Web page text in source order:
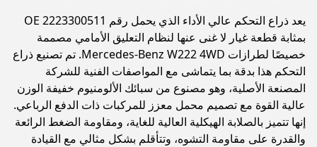
يعد ذراع التحكم عالي الأداء الذي يحمل رقم OE 2223300511
بمثابة قطعة غيار لا غنى عنها لنظام التعليق الأمامي مصممة
خصيصًا لطرازات Mercedes-Benz W222 4WD. تم تصنيع ذراع
التحكم هذا بدقة بما يتماشى مع المواصفات الفنية للشركة
المصنعة الأصلية، وهو مصنوع من سبائك الألومنيوم خفيفة الوزن
عالية القوة مع تصميم محمل معزز للمركبات ذات الدفع الرباعي.
إنها تتميز بالصلابة الهيكلية العالية للغاية، ومقاومة الضغط الرائعة
والقدرة على مقاومة التشوه، وتتأقلم بشكل مثالي مع القيادة